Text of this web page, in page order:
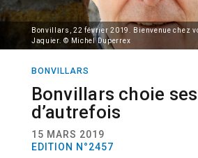
Bonvillars, 22 février 2019. Bienvenue chez
Jaquier. © Michel Duperrex
BONVILLARS
Bonvillars choie
d’autrefois
15 MARS 2019
EDITION N°2457